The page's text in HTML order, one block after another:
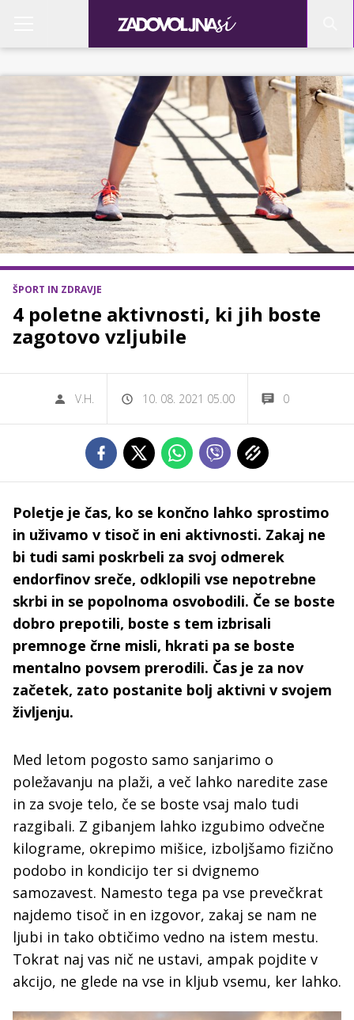
ŠPORT IN ZDRAVJE
4 poletne aktivnosti, ki jih boste
zagotovo vzljubile
V.H. 10. 08. 2021 05.00 0
Poletje je čas, ko se končno lahko sprostimo
in uživamo v tisoč in eni aktivnosti. Zakaj ne
bi tudi sami poskrbeli za svoj odmerek
endorfinov sreče, odklopili vse nepotrebne
skrbi in se popolnoma osvobodili. Če se boste
dobro prepotili, boste s tem izbrisali
premnoge črne misli, hkrati pa se boste
mentalno povsem prerodili. Čas je za nov
začetek, zato postanite bolj aktivni v svojem
življenju.
Med letom pogosto samo sanjarimo o
poležavanju na plaži, a več lahko naredite zase
in za svoje telo, če se boste vsaj malo tudi
razgibali. Z gibanjem lahko izgubimo odvečne
kilograme, okrepimo mišice, izboljšamo fizično
podobo in kondicijo ter si dvignemo
samozavest. Namesto tega pa vse prevečkrat
najdemo tisoč in en izgovor, zakaj se nam ne
ljubi in tako obtičimo vedno na istem mestu.
Tokrat naj vas nič ne ustavi, ampak pojdite v
akcijo, ne glede na vse in kljub vsemu, ker lahko.